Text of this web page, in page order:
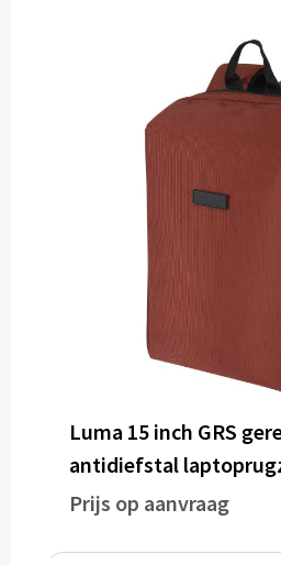
Luma 15 inch GRS
antidiefstal
Prijs op aanvraag